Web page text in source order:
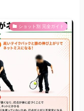
ショット別 完全ガイド